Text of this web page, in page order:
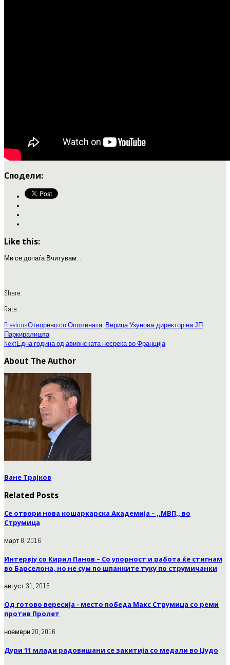
Сподели:
Like this:
Ми се допаѓа Вчитувам...
Share:
Rate:
PreviousОтворено со Општината, Верица Узунова-директор на ЈП
Паркиралишта
NextЕдна година од авионската несреќа во Франција
About The Author
Ване Трајков
Related Posts
Се отвори нова кошаркарска Академија – ,,МВП,, во
Струмица
март 8, 2016
Интервју со Кирил Панов – Со упорност и работа ќе стигнам
во Барселона, но не сум по шпанките туку по струмичанки
август 31, 2016
Од готово вересија - место победа Макс Струмица со реми
против Пролет
ноември 20, 2016
Дури 11 млади радовишани се закитија со медали во Џудо